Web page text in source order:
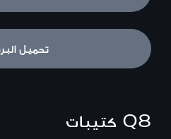
تحميل
Q8 كتيبات Q8